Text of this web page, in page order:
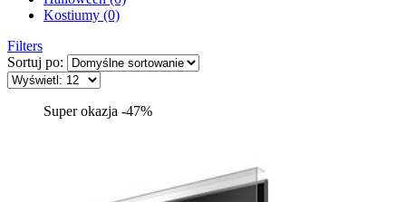
Kostiumy (0)
Filters
Sortuj po:
Super okazja -47%